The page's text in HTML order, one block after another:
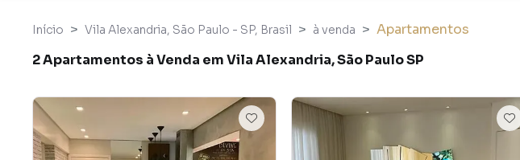
Início Vila Alexandria, São Paulo - SP, Brasil à venda
Apartamentos
2 Apartamentos à Venda em Vila Alexandria, São Paulo SP